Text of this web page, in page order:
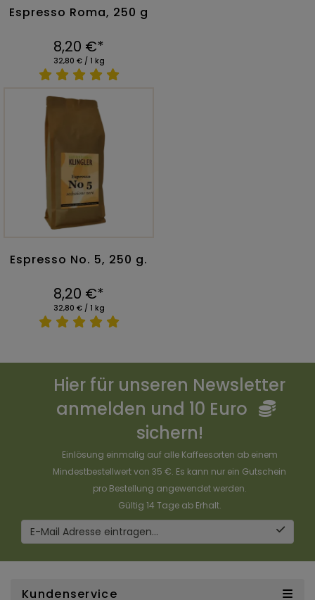
Espresso Roma, 250 g
8,20 €*
32,80 € / 1 kg
Espresso No. 5, 250 g.
8,20 €*
32,80 € / 1 kg
Hier für unseren Newsletter
anmelden und 10 Euro
sichern!
Einlösung einmalig auf alle Kaffeesorten ab einem
Mindestbestellwert von 35 €. Es kann nur ein Gutschein
pro Bestellung angewendet werden.
Gültig 14 Tage ab Erhalt.
E-Mail Adresse eintragen...
Kundenservice